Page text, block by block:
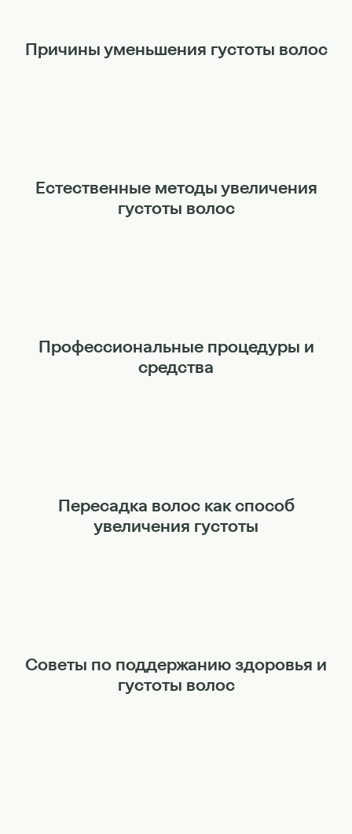
Причины уменьшения густоты волос
Естественные методы увеличения
густоты волос
Профессиональные процедуры и
средства
Пересадка волос как способ
увеличения густоты
Советы по поддержанию здоровья и
густоты волос